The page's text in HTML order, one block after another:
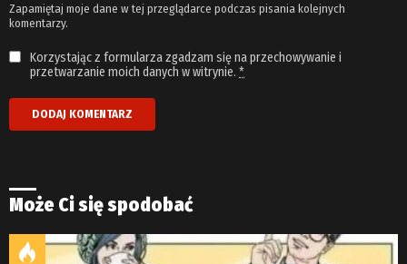
Zapamiętaj moje dane w tej przeglądarce podczas pisania kolejnych
komentarzy.
Korzystając z formularza zgadzam się na przechowywanie i
przetwarzanie moich danych w witrynie. *
Może Ci się spodobać